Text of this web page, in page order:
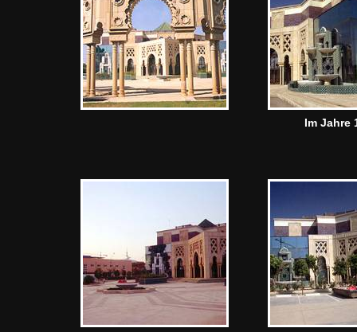
Im Jahre